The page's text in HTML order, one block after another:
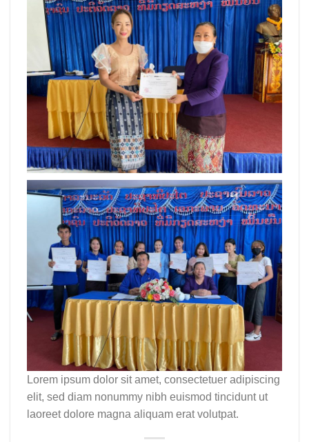
Lorem ipsum dolor sit amet, consectetuer adipiscing
elit, sed diam nonummy nibh euismod tincidunt ut
laoreet dolore magna aliquam erat volutpat.